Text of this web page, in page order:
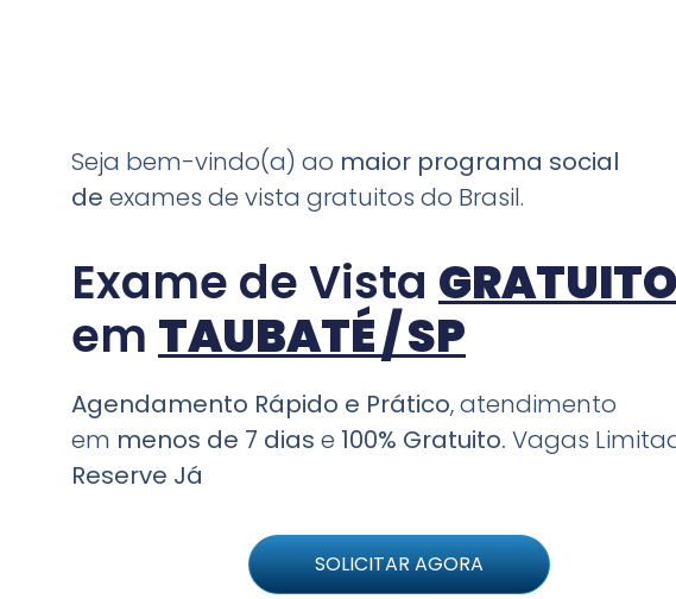
Seja bem-vindo(a) ao maior programa social
de exames de vista gratuitos do Brasil.
Exame de Vista GRATUITO
em TAUBATÉ / SP
Agendamento Rápido e Prático, atendimento
em menos de 7 dias e 100% Gratuito. Vagas
Reserve Já
SOLICITAR AGORA